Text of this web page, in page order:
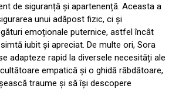
de siguranță și apartenență. Aceasta a
unui adăpost fizic, ci și
emoționale puternice, astfel încât
iubit și apreciat. De multe ori, Sora
adapteze rapid la diversele necesități ale
empatică și o ghidă răbdătoare,
traume și să își descopere